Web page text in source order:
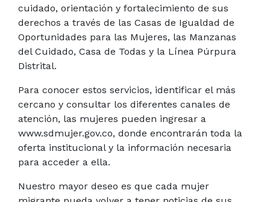
cuidado, orientación y fortalecimiento de sus
derechos a través de las Casas de Igualdad de
Oportunidades para las Mujeres, las Manzanas
del Cuidado, Casa de Todas y la Línea Púrpura
Distrital.
Para conocer estos servicios, identificar el más
cercano y consultar los diferentes canales de
atención, las mujeres pueden ingresar a
www.sdmujer.gov.co, donde encontrarán toda la
oferta institucional y la información necesaria
para acceder a ella.
Nuestro mayor deseo es que cada mujer